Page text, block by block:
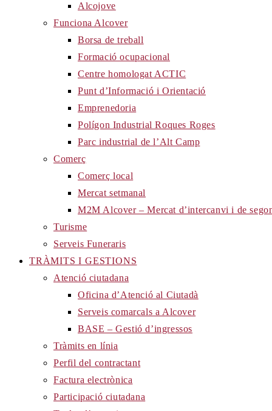
Alcojove
Funciona Alcover
Borsa de treball
Formació ocupacional
Centre homologat ACTIC
Punt d’Informació i Orientació
Emprenedoria
Polígon Industrial Roques Roges
Parc industrial de l’Alt Camp
Comerç
Comerç local
Mercat setmanal
M2M Alcover – Mercat d’intercanvi i de
Turisme
Serveis Funeraris
TRÀMITS I GESTIONS
Atenció ciutadana
Oficina d’Atenció al Ciutadà
Serveis comarcals a Alcover
BASE – Gestió d’ingressos
Tràmits en línia
Perfil del contractant
Factura electrònica
Participació ciutadana